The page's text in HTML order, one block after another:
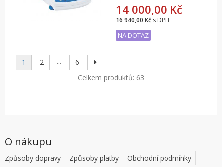
14 000,00 Kč
16 940,00 Kč s DPH
NA DOTAZ
1 2 ...
6
Celkem produktů: 63
O nákupu
Způsoby dopravy Způsoby platby
Obchodní podmínky